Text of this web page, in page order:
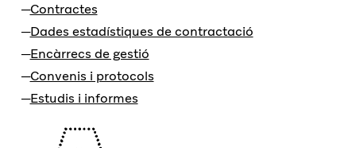
Contractes
Dades estadístiques de contractació
Encàrrecs de gestió
Convenis i protocols
Estudis i informes